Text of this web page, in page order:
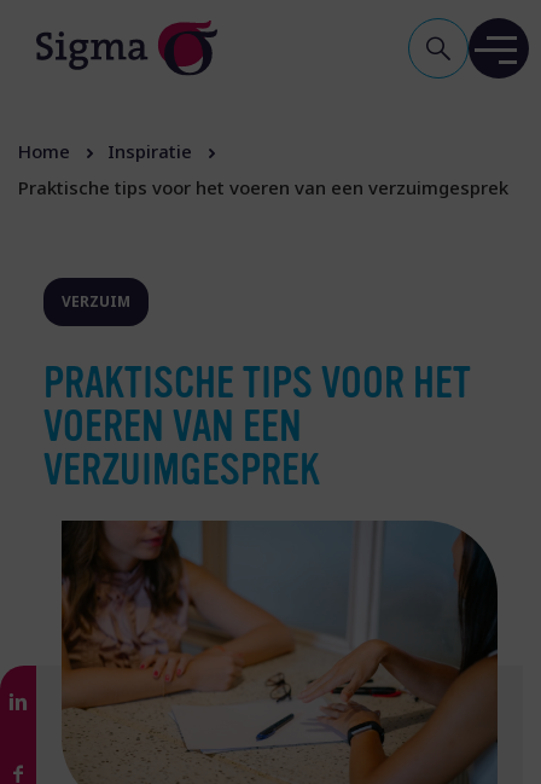
Home
Inspiratie
Praktische tips voor het voeren van een verzuimgesprek
VERZUIM
PRAKTISCHE TIPS VOOR HET
VOEREN VAN EEN
VERZUIMGESPREK